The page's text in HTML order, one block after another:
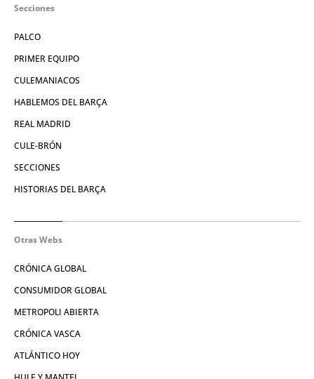
Secciones
PALCO
PRIMER EQUIPO
CULEMANIACOS
HABLEMOS DEL BARÇA
REAL MADRID
CULE-BRÓN
SECCIONES
HISTORIAS DEL BARÇA
Otras Webs
CRÓNICA GLOBAL
CONSUMIDOR GLOBAL
METROPOLI ABIERTA
CRÓNICA VASCA
ATLÁNTICO HOY